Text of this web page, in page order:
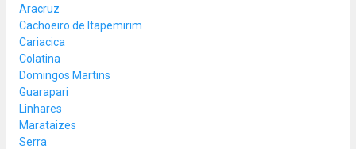
Aracruz
Cachoeiro de Itapemirim
Cariacica
Colatina
Domingos Martins
Guarapari
Linhares
Marataizes
Serra